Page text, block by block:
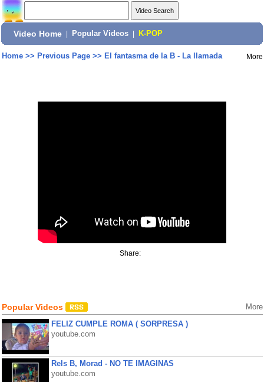
Video Home Popular Videos K-POP
Home>> Previous Page>> El fantasma de la B - La llamada More
Share:
Popular Videos More
FELIZ CUMPLE ROMA ( SORPRESA )
youtube.com
Rels B, Morad - NO TE IMAGINAS
youtube.com